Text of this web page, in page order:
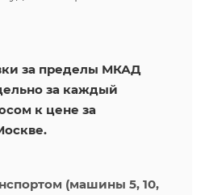
за пределы МКАД
за каждый
к цене за
(машины 5, 10,